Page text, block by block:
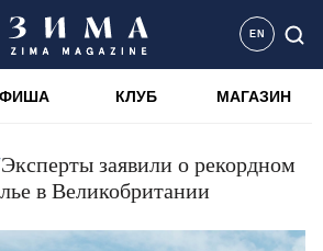
EN
КЛУБ МАГАЗИН
Эксперты заявили о рекордном
в Великобритании